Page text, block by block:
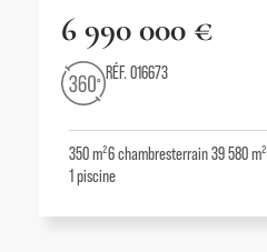
6 990 000 €
RÉF. 016673
350 m²6chambresterrain 39 580 m²
1piscine